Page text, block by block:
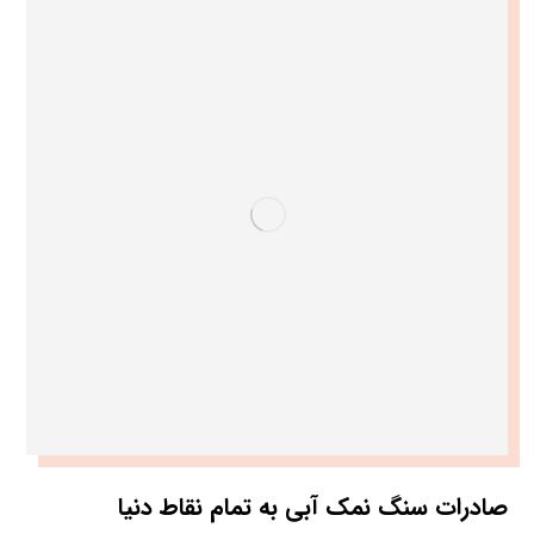
صادرات سنگ نمک آبی به تمام نقاط دنیا